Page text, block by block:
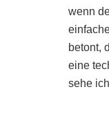
wenn
betont,
eine
sehe